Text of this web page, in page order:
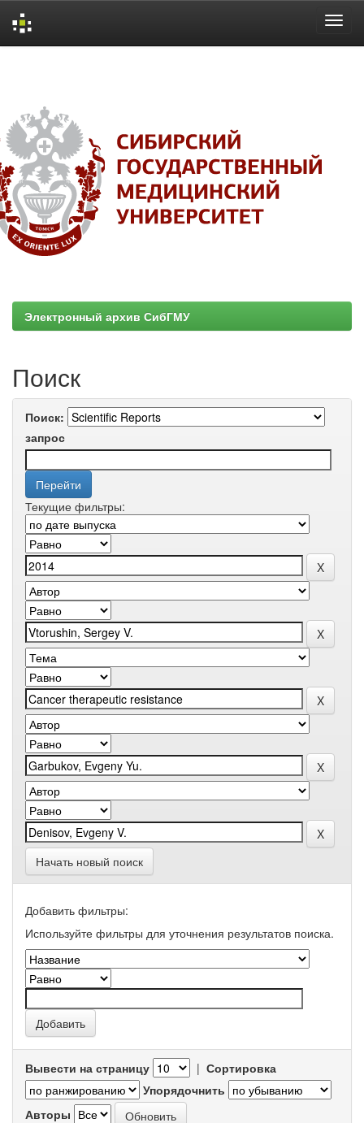
Электронный архив СибГМУ
Поиск
Поиск:
запрос
Текущие фильтры:
Начать новый поиск
Добавить фильтры:
Используйте фильтры для уточнения результатов поиска.
Вывести на страницу | Сортировка
Упорядочнить
Авторы